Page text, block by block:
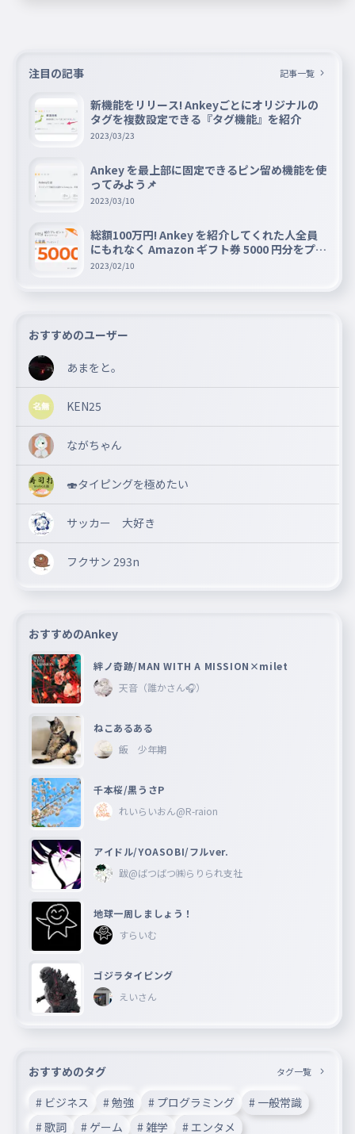
注目の記事 記事一覧
新機能をリリース! Ankeyごとにオリジナルの
タグを複数設定できる『タグ機能』を紹介
2023/03/23
Ankey を最上部に固定できるピン留め機能を使
ってみよう📌
2023/03/10
総額100万円! Ankey を紹介してくれた人全員
にもれなく Amazon ギフト券 5000 円分をプレ
ゼントキャンペーン!!
2023/02/10
おすすめのユーザー
あまをと。
KEN25
ながちゃん
🍣タイピングを極めたい
サッカー 大好き
フクサン 293n
おすすめのAnkey
絆ノ奇跡/MAN WITH A MISSION×milet
天音（誰かさん🎧）
ねこあるある
飯 少年期
千本桜/黒うさP
れいらいおん@R-raion
アイドル/YOASOBI/フルver.
跋@ばつばつ㈱らりられ支社
地球一周しましょう！
すらいむ
ゴジラタイピング
えいさん
おすすめのタグ タグ一覧
# ビジネス # 勉強 # プログラミング
# 一般常識
# 歌詞
# ゲーム # 雑学 # エンタメ